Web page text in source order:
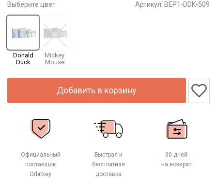
Выберите цвет Артикул: BEP1-DDK-509
Donald
Duck
Mickey
Mouse
Добавить в корзину
Официальный
поставщик
Orbitkey
Быстрая и
бесплатная
доставка
30 дней
на возврат